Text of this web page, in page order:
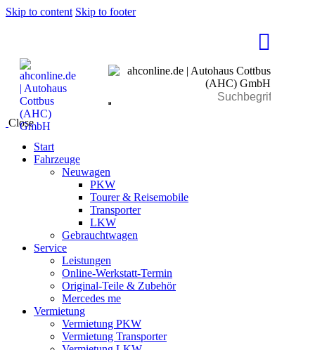
Skip to content Skip to footer
Close
Start
Fahrzeuge
Neuwagen
PKW
Tourer & Reisemobile
Transporter
LKW
Gebrauchtwagen
Service
Leistungen
Online-Werkstatt-Termin
Original-Teile & Zubehör
Mercedes me
Vermietung
Vermietung PKW
Vermietung Transporter